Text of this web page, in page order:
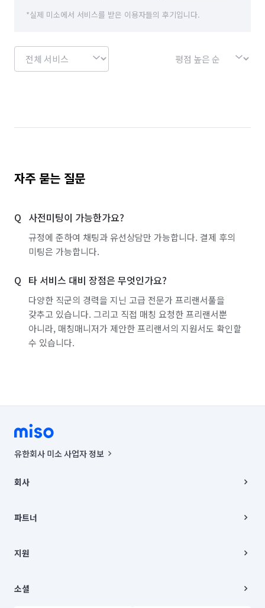
*실제 미소에서 서비스를 받은 이용자들의 후기입니다.
자주 묻는 질문
사전미팅이 가능한가요?
규정에 준하여 채팅과 유선상담만 가능합니다. 결제 후의
미팅은 가능합니다.
타 서비스 대비 장점은 무엇인가요?
다양한 직군의 경력을 지닌 고급 전문가 프리랜서풀을
갖추고 있습니다. 그리고 직접 매칭 요청한 프리랜서뿐
아니라, 매칭매니저가 제안한 프리랜서의 지원서도 확인할
수 있습니다.
유한회사 미소 사업자 정보
00019 |
주소 | 본사: 서울특별시 종로구 율곡로 6(중학동, 트윈트리빌딩) B동 5층
컨택센터 : 서울특별시 종로구 수송동 율곡로 24, 7층, 8층 미소
상품, 상품정보, 거래에 관한 의무와 책임은 거래당사자에게 있습니다.
언론 보도 관련 문의:
© 유한회사 미소. Miso, Inc. All Rights Reserved.
회사
채용
파트너
이사
지원
이용약관
소셜